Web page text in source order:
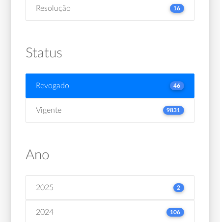
Resolução 16
Status
Revogado 46
Vigente 9831
Ano
2025 2
2024 106